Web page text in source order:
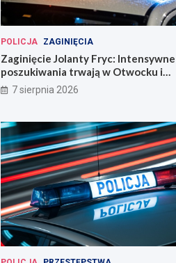
POLICJA ZAGINIĘCIA
Zaginięcie Jolanty Fryc: Intensywne
poszukiwania trwają w Otwocku i
Wrocławiu
7 sierpnia 2026